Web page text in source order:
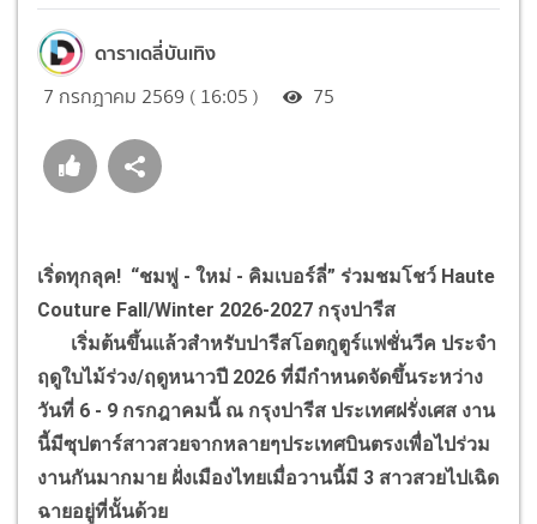
ดาราเดลี่บันเทิง
7 กรกฎาคม 2569 ( 16:05 ) 75
เริ่ดทุกลุค! “ชมพู่ - ใหม่ - คิมเบอร์ลี่” ร่วมชมโชว์ Haute
Couture Fall/Winter 2026-2027 กรุงปารีส
เริ่มต้นขึ้นแล้วสำหรับปารีสโอตกูตูร์แฟชั่นวีค ประจำ
ฤดูใบไม้ร่วง/ฤดูหนาวปี 2026 ที่มีกำหนดจัดขึ้นระหว่าง
วันที่ 6 - 9 กรกฎาคมนี้ ณ กรุงปารีส ประเทศฝรั่งเศส งาน
นี้มีซุปตาร์สาวสวยจากหลายๆประเทศบินตรงเพื่อไปร่วม
งานกันมากมาย ฝั่งเมืองไทยเมื่อวานนี้มี 3 สาวสวยไปเฉิด
ฉายอยู่ที่นั้นด้วย